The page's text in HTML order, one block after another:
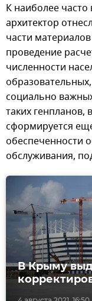
К наиболее
архитектор
части
проведение
численности
социально
таких генпланов,
сформируется
обеспеченности
обслуживания,
В Крыму